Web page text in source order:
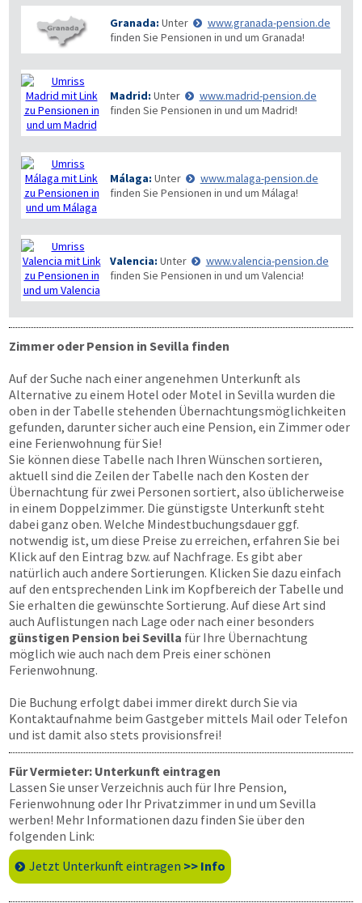
Granada: Unter
www.granada-pension.de
finden Sie Pensionen in und um Granada!
Madrid: Unter
www.madrid-pension.de
finden Sie Pensionen in und um Madrid!
Málaga: Unter
www.malaga-pension.de
finden Sie Pensionen in und um Málaga!
Valencia: Unter
www.valencia-pension.de
finden Sie Pensionen in und um Valencia!
Zimmer oder Pension in Sevilla finden
Auf der Suche nach einer angenehmen Unterkunft als
Alternative zu einem Hotel oder Motel in Sevilla wurden die
oben in der Tabelle stehenden Übernachtungsmöglichkeiten
gefunden, darunter sicher auch eine Pension, ein Zimmer oder
eine Ferienwohnung für Sie!
Sie können diese Tabelle nach Ihren Wünschen sortieren,
aktuell sind die Zeilen der Tabelle nach den Kosten der
Übernachtung für zwei Personen sortiert, also üblicherweise
in einem Doppelzimmer. Die günstigste Unterkunft steht
dabei ganz oben. Welche Mindestbuchungsdauer ggf.
notwendig ist, um diese Preise zu erreichen, erfahren Sie bei
Klick auf den Eintrag bzw. auf Nachfrage. Es gibt aber
natürlich auch andere Sortierungen. Klicken Sie dazu einfach
auf den entsprechenden Link im Kopfbereich der Tabelle und
Sie erhalten die gewünschte Sortierung. Auf diese Art sind
auch Auflistungen nach Lage oder nach einer besonders
günstigen Pension bei Sevilla für Ihre Übernachtung
möglich wie auch nach dem Preis einer schönen
Ferienwohnung.
Die Buchung erfolgt dabei immer direkt durch Sie via
Kontaktaufnahme beim Gastgeber mittels Mail oder Telefon
und ist damit also stets provisionsfrei!
Für Vermieter: Unterkunft eintragen
Lassen Sie unser Verzeichnis auch für Ihre Pension,
Ferienwohnung oder Ihr Privatzimmer in und um Sevilla
werben! Mehr Informationen dazu finden Sie über den
folgenden Link:
Jetzt Unterkunft eintragen >> Info